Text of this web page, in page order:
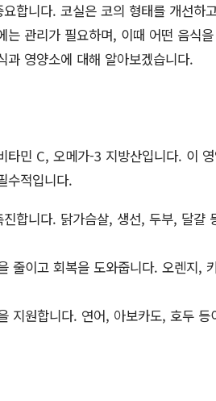
합니다. 코실은 코의 형태를 개선하
관리가 필요하며, 이때 어떤 음식
영양소에 대해 알아보겠습니다.
민 C, 오메가-3 지방산입니다. 이
수적입니다.
합니다. 닭가슴살, 생선, 두부, 달걀
줄이고 회복을 도와줍니다. 오렌지,
지원합니다. 연어, 아보카도, 호두 등